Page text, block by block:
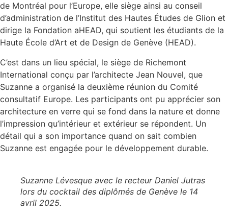
de Montréal pour l’Europe, elle siège ainsi au conseil
d’administration de l’Institut des Hautes Études de Glion et
dirige la Fondation aHEAD, qui soutient les étudiants de la
Haute École d’Art et de Design de Genève (HEAD).
C’est dans un lieu spécial, le siège de Richemont
International conçu par l’architecte Jean Nouvel, que
Suzanne a organisé la deuxième réunion du Comité
consultatif Europe. Les participants ont pu apprécier son
architecture en verre qui se fond dans la nature et donne
l’impression qu’intérieur et extérieur se répondent. Un
détail qui a son importance quand on sait combien
Suzanne est engagée pour le développement durable.
Suzanne Lévesque avec le recteur Daniel Jutras
lors du cocktail des diplômés de Genève le 14
avril 2025.